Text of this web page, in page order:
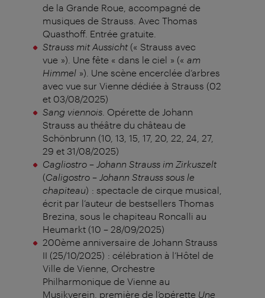
de la Grande Roue, accompagné de
musiques de Strauss. Avec Thomas
Quasthoff. Entrée gratuite.
Strauss mit Aussicht(« Strauss avec
vue »). Une fête « dans le ciel » (« am
Himmel»). Une scène encerclée d’arbres
avec vue sur Vienne dédiée à Strauss (02
et 03/08/2025)
Sang viennois. Opérette de Johann
Strauss au théâtre du château de
Schönbrunn (10, 13, 15, 17, 20, 22, 24, 27,
29 et 31/08/2025)
Cagliostro – Johann Strauss im Zirkuszelt
(Caligostro – Johann Strauss sous le
chapiteau) : spectacle de cirque musical,
écrit par l’auteur de bestsellers Thomas
Brezina, sous le chapiteau Roncalli au
Heumarkt (10 – 28/09/2025)
200ème anniversaire de Johann Strauss
II (25/10/2025) : célébration à l’Hôtel de
Ville de Vienne, Orchestre
Philharmonique de Vienne au
Musikverein, première de l’opérette Une